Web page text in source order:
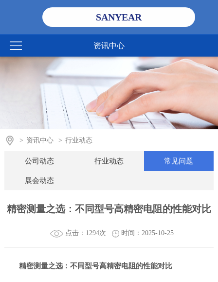
SANYEAR
资讯中心
> 资讯中心 > 行业动态
公司动态 行业动态 常见问题
展会动态
精密测量之选：不同型号高精密电阻的性能对比
点击：1294次 时间：2025-10-25
精密测量之选：不同型号高精密电阻的性能对比